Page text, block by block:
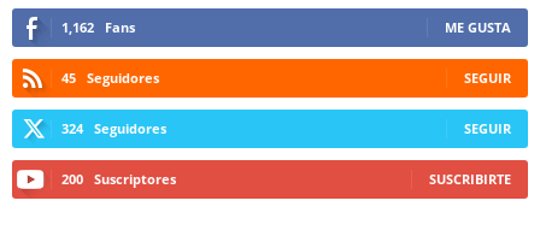
1,162 Fans ME GUSTA
45 Seguidores SEGUIR
324 Seguidores SEGUIR
200 Suscriptores SUSCRIBIRTE